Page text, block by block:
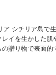
ア シチリア島で
イを生かした
贈り物で表面